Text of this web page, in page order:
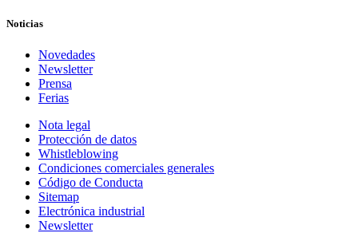
Noticias
Novedades
Newsletter
Prensa
Ferias
Nota legal
Protección de datos
Whistleblowing
Condiciones comerciales generales
Código de Conducta
Sitemap
Electrónica industrial
Newsletter